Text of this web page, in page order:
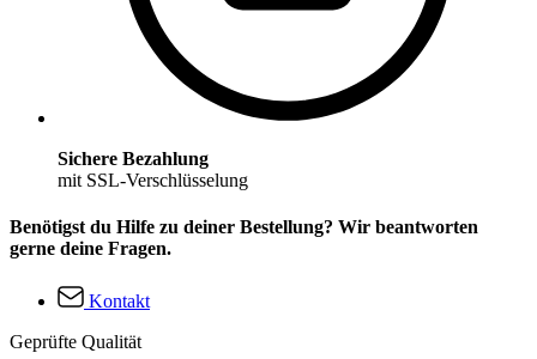
Sichere Bezahlung
mit SSL-Verschlüsselung
Benötigst du Hilfe zu deiner Bestellung? Wir beantworten
gerne deine Fragen.
Kontakt
Geprüfte Qualität